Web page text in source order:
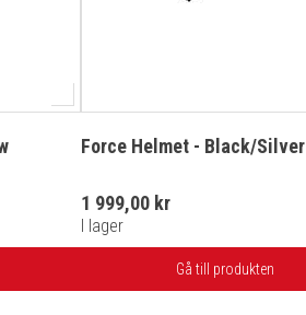
Force Helmet - Black/Silver
1 999,00 kr
I lager
Gå till produkten